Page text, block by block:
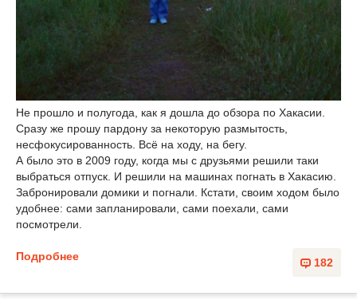
Не прошло и полугода, как я дошла до обзора по Хакасии.
Сразу же прошу пардону за некоторую размытость,
несфокусированность. Всё на ходу, на бегу.
А было это в 2009 году, когда мы с друзьями решили таки
выбраться отпуск. И решили на машинах погнать в Хакасию.
Забронировали домики и погнали. Кстати, своим ходом было
удобнее: сами запланировали, сами поехали, сами
посмотрели.
182
Подробнее